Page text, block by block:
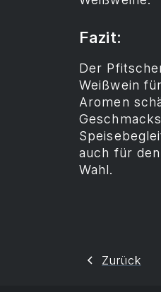
Fazit:
Der
Weißwein
Aromen
auch für
Wahl.
Zurück